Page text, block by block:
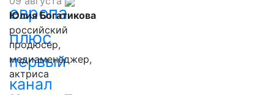
европа
плюс
первый
канал
Юлия Богатикова
российский
продюсер,
медиаменеджер,
актриса